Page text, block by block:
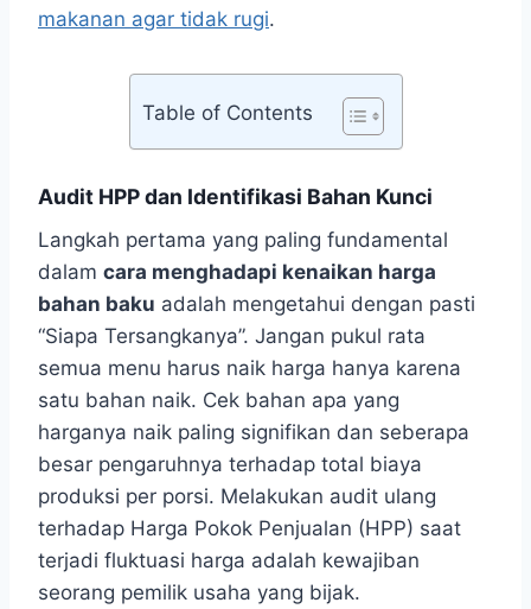
makanan agar tidak rugi.
Table of Contents
Audit HPP dan Identifikasi Bahan Kunci
Langkah pertama yang paling fundamental
dalam cara menghadapi kenaikan harga
bahan baku adalah mengetahui dengan pasti
“Siapa Tersangkanya”. Jangan pukul rata
semua menu harus naik harga hanya karena
satu bahan naik. Cek bahan apa yang
harganya naik paling signifikan dan seberapa
besar pengaruhnya terhadap total biaya
produksi per porsi. Melakukan audit ulang
terhadap Harga Pokok Penjualan (HPP) saat
terjadi fluktuasi harga adalah kewajiban
seorang pemilik usaha yang bijak.